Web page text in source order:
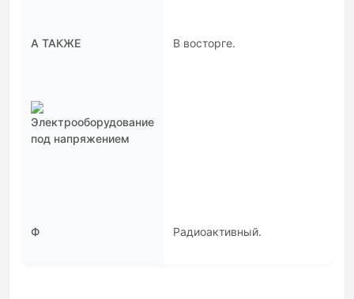
А ТАКЖЕ В восторге.
Ф Радиоактивный.